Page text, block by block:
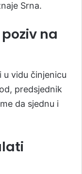
Srna.
na
u vidu činjenicu
predsjednik
da sjednu i